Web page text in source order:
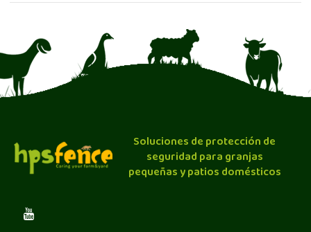
Soluciones de protección de
seguridad para granjas
pequeñas y patios domésticos